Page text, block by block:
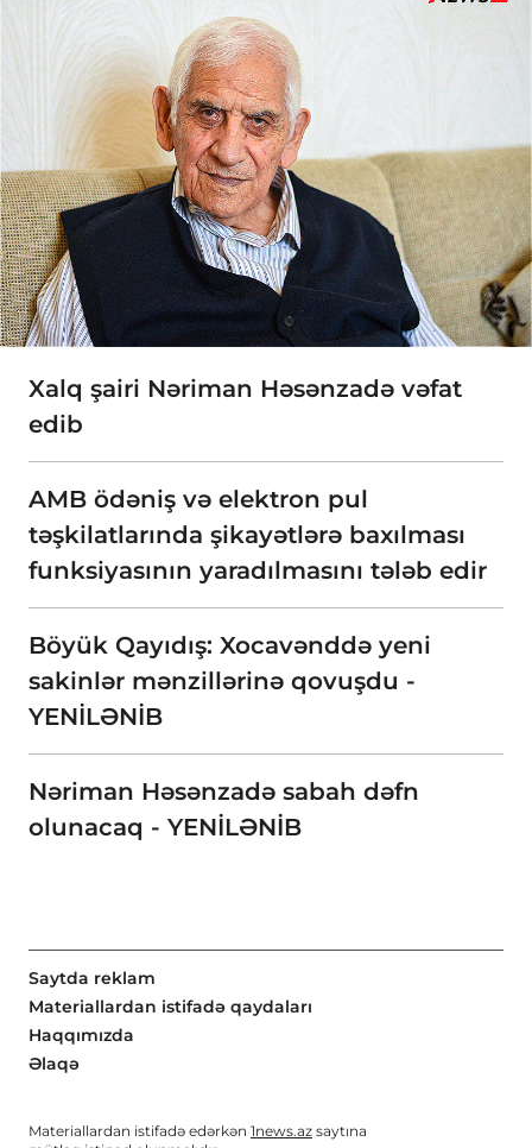
Xalq şairi Nəriman Həsənzadə vəfat
edib
AMB ödəniş və elektron pul
təşkilatlarında şikayətlərə baxılması
funksiyasının yaradılmasını tələb edir
Böyük Qayıdış: Xocavənddə yeni
sakinlər mənzillərinə qovuşdu -
YENİLƏNİB
Nəriman Həsənzadə sabah dəfn
olunacaq - YENİLƏNİB
Saytda reklam
Materiallardan istifadə qaydaları
Haqqımızda
Əlaqə
Materiallardan istifadə edərkən 1news.az saytına